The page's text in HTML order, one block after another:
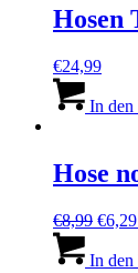
Hosen
€24,99
In den
Hose
€8,99
war:
€6,29
In den